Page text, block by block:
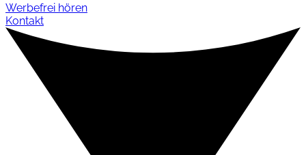
Werbefrei hören
Kontakt